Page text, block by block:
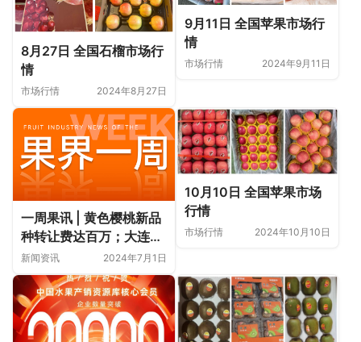
8月27日 全国石榴市场行
情
市场行情 2024年8月27日
9月11日 全国苹果市场行
情
市场行情 2024年9月11日
一周果讯 | 黄色樱桃新品
种转让费达百万；大连露
地樱桃空运量创历史新
高；新西兰软枣猕猴桃获
海关准入
新闻资讯 2024年7月1日
10月10日 全国苹果市场
行情
市场行情 2024年10月10日